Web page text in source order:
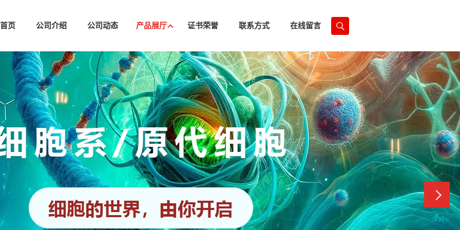
页 公司介绍 公司动态 产品展厅 证书荣誉 联系方式 在线留言